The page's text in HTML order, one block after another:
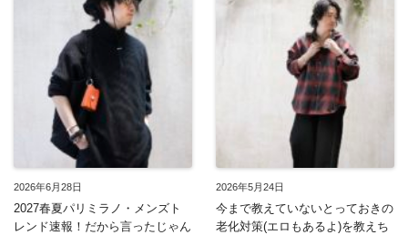
2026年6月28日
2027春夏パリミラノ・メンズト
レンド速報！だから言ったじゃん
2026年5月24日
今まで教えていないとっておきの
老化対策(エロもあるよ)を教えち